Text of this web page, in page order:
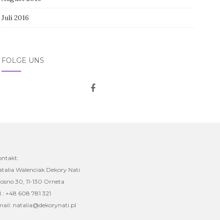
Juli 2016
FOLGE UNS
Walenciak Dekory Nati
30, 11-130 Orneta
+48 608 781 321
natalia@dekorynati.pl